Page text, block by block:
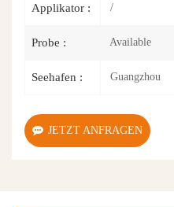
Applikator : /
Probe : Available
Seehafen : Guangzhou
JETZT ANFRAGEN